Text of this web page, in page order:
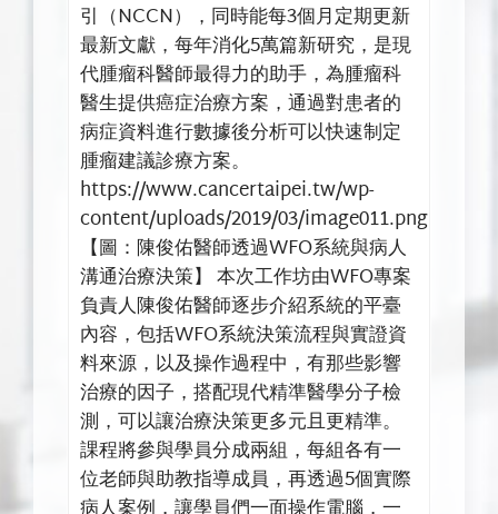
引（NCCN），同時能每3個月定期更新
最新文獻，每年消化5萬篇新研究，是現
代腫瘤科醫師最得力的助手，為腫瘤科
醫生提供癌症治療方案，通過對患者的
病症資料進行數據後分析可以快速制定
腫瘤建議診療方案。
https://www.cancertaipei.tw/wp-
content/uploads/2019/03/image011.png
【圖：陳俊佑醫師透過WFO系統與病人
溝通治療決策】 本次工作坊由WFO專案
負責人陳俊佑醫師逐步介紹系統的平臺
內容，包括WFO系統決策流程與實證資
料來源，以及操作過程中，有那些影響
治療的因子，搭配現代精準醫學分子檢
測，可以讓治療決策更多元且更精準。
課程將參與學員分成兩組，每組各有一
位老師與助教指導成員，再透過5個實際